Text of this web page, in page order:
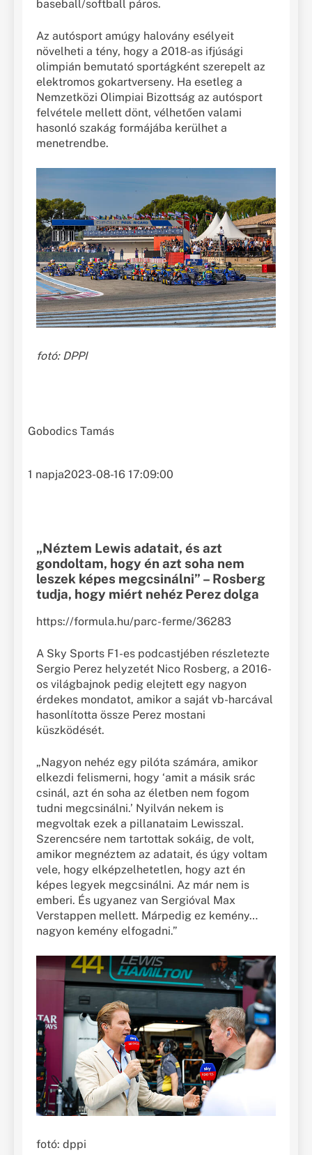
baseball/softball páros.
Az autósport amúgy halovány esélyeit
növelheti a tény, hogy a 2018-as ifjúsági
olimpián bemutató sportágként szerepelt az
elektromos gokartverseny. Ha esetleg a
Nemzetközi Olimpiai Bizottság az autósport
felvétele mellett dönt, vélhetően valami
hasonló szakág formájába kerülhet a
menetrendbe.
fotó: DPPI
Gobodics Tamás
1 napja2023-08-16 17:09:00
„Néztem Lewis adatait, és azt
gondoltam, hogy én azt soha nem
leszek képes megcsinálni” – Rosberg
tudja, hogy miért nehéz Perez dolga
https://formula.hu/parc-ferme/36283
A Sky Sports F1-es podcastjében részletezte
Sergio Perez helyzetét Nico Rosberg, a 2016-
os világbajnok pedig elejtett egy nagyon
érdekes mondatot, amikor a saját vb-harcával
hasonlította össze Perez mostani
küszködését.
„Nagyon nehéz egy pilóta számára, amikor
elkezdi felismerni, hogy ‘amit a másik srác
csinál, azt én soha az életben nem fogom
tudni megcsinálni.’ Nyilván nekem is
megvoltak ezek a pillanataim Lewisszal.
Szerencsére nem tartottak sokáig, de volt,
amikor megnéztem az adatait, és úgy voltam
vele, hogy elképzelhetetlen, hogy azt én
képes legyek megcsinálni. Az már nem is
emberi. És ugyanez van Sergióval Max
Verstappen mellett. Márpedig ez kemény…
nagyon kemény elfogadni.”
fotó: dppi